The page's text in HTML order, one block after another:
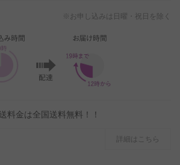
※お申し込みは日曜・祝日を除く
料金は全国送料無料！！
詳細はこちら